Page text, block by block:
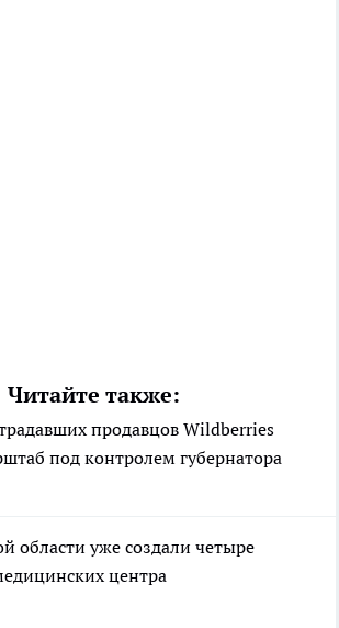
Читайте также:
продавцов Wildberries
под контролем губернатора
области уже создали четыре
центра